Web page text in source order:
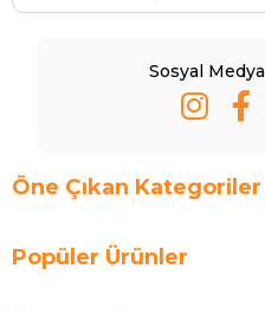
Sosyal
Öne Çıkan Kategoriler
Popüler Ürünler